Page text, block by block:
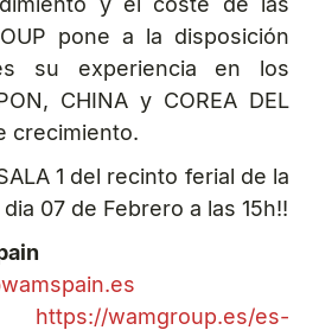
pone a la disposición
su experiencia en los
CHINA y COREA DEL
crecimiento.
1 del recinto ferial de la
07 de Febrero a las 15h!!
https://wamgroup.es/es-